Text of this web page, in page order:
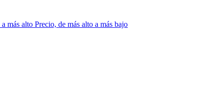
más alto Precio, de más alto a más bajo